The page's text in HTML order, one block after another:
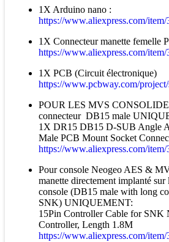
1X Arduino nano :
https://www.aliexpress.com/
1X Connecteur manette femelle
https://www.aliexpress.com/
1X PCB (Circuit électronique)
https://www.pcbway.com/
POUR LES MVS CONSOLIDE
connecteur DB15 male
1X DR15 DB15 D-SUB Angle
Male PCB Mount Socket
https://www.aliexpress.com/
Pour console Neogeo AES &
manette directement implanté sur
console (DB15 male with long
SNK) UNIQUEMENT:
15Pin Controller Cable for
Controller, Length 1.8M
https://www.aliexpress.com/